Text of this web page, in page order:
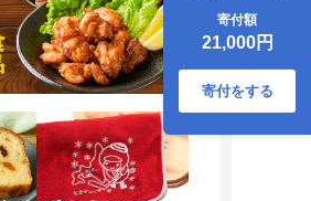
キッチンタオル
T001-018
寄付額
21,000円
寄付をする